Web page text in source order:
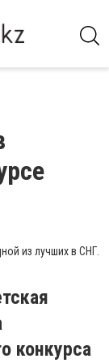
из лучших в СНГ.
конкурса